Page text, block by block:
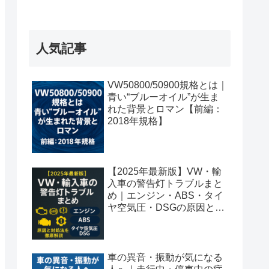
人気記事
VW50800/50900規格とは｜
青い“ブルーオイル”が生ま
れた背景とロマン【前編：
2018年規格】
【2025年最新版】VW・輸
入車の警告灯トラブルまと
め｜エンジン・ABS・タイ
ヤ空気圧・DSGの原因と対
車の異音・振動が気になる